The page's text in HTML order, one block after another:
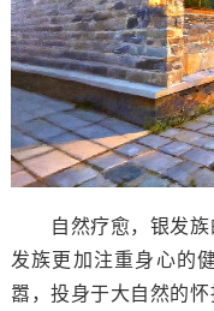
自然疗愈，银发族
发族更加注重身心的
嚣，投身于大自然的